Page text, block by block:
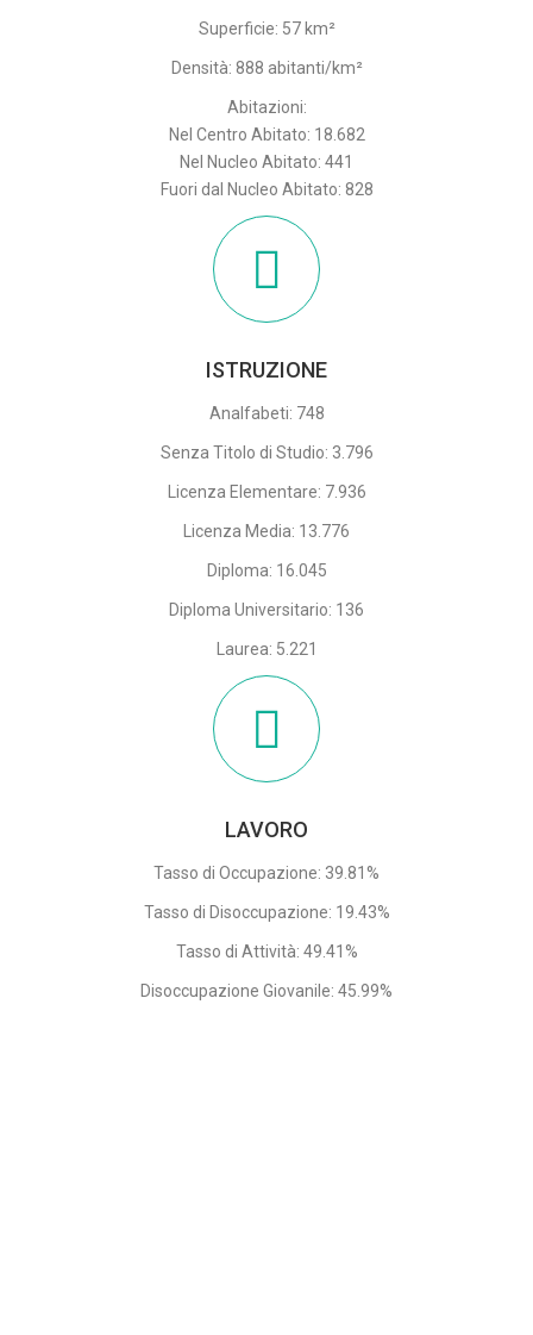
Superficie: 57 km²
Densità: 888 abitanti/km²
Abitazioni:
Nel Centro Abitato: 18.682
Nel Nucleo Abitato: 441
Fuori dal Nucleo Abitato: 828
ISTRUZIONE
Analfabeti: 748
Senza Titolo di Studio: 3.796
Licenza Elementare: 7.936
Licenza Media: 13.776
Diploma: 16.045
Diploma Universitario: 136
Laurea: 5.221
LAVORO
Tasso di Occupazione: 39.81%
Tasso di Disoccupazione: 19.43%
Tasso di Attività: 49.41%
Disoccupazione Giovanile: 45.99%